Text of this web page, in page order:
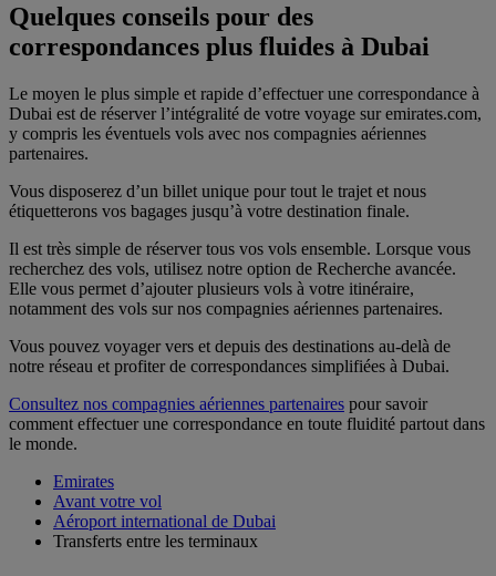
Quelques conseils pour des
correspondances plus fluides à Dubai
Le moyen le plus simple et rapide d’effectuer une correspondance à
Dubai est de réserver l’intégralité de votre voyage sur emirates.com,
y compris les éventuels vols avec nos compagnies aériennes
partenaires.
Vous disposerez d’un billet unique pour tout le trajet et nous
étiquetterons vos bagages jusqu’à votre destination finale.
Il est très simple de réserver tous vos vols ensemble. Lorsque vous
recherchez des vols, utilisez notre option de Recherche avancée.
Elle vous permet d’ajouter plusieurs vols à votre itinéraire,
notamment des vols sur nos compagnies aériennes partenaires.
Vous pouvez voyager vers et depuis des destinations au-delà de
notre réseau et profiter de correspondances simplifiées à Dubai.
Consultez nos compagnies aériennes partenaires pour savoir
comment effectuer une correspondance en toute fluidité partout dans
le monde.
Emirates
Avant votre vol
Aéroport international de Dubai
Transferts entre les terminaux